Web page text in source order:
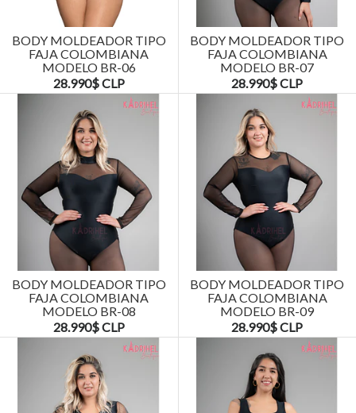
BODY MOLDEADOR TIPO
FAJA COLOMBIANA
MODELO BR-06
28.990$ CLP
BODY MOLDEADOR TIPO
FAJA COLOMBIANA
MODELO BR-07
28.990$ CLP
BODY MOLDEADOR TIPO
FAJA COLOMBIANA
MODELO BR-08
28.990$ CLP
BODY MOLDEADOR TIPO
FAJA COLOMBIANA
MODELO BR-09
28.990$ CLP